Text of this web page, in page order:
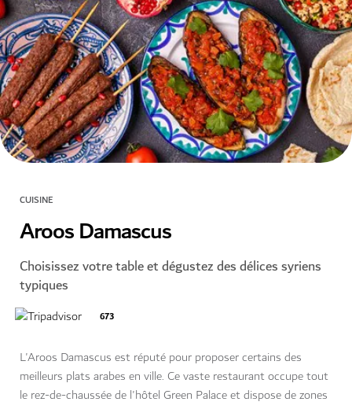
CUISINE
Aroos Damascus
Choisissez votre table et dégustez des délices syriens
typiques
673
L'Aroos Damascus est réputé pour proposer certains des
meilleurs plats arabes en ville. Ce vaste restaurant occupe tout
le rez-de-chaussée de l'hôtel Green Palace et dispose de zones